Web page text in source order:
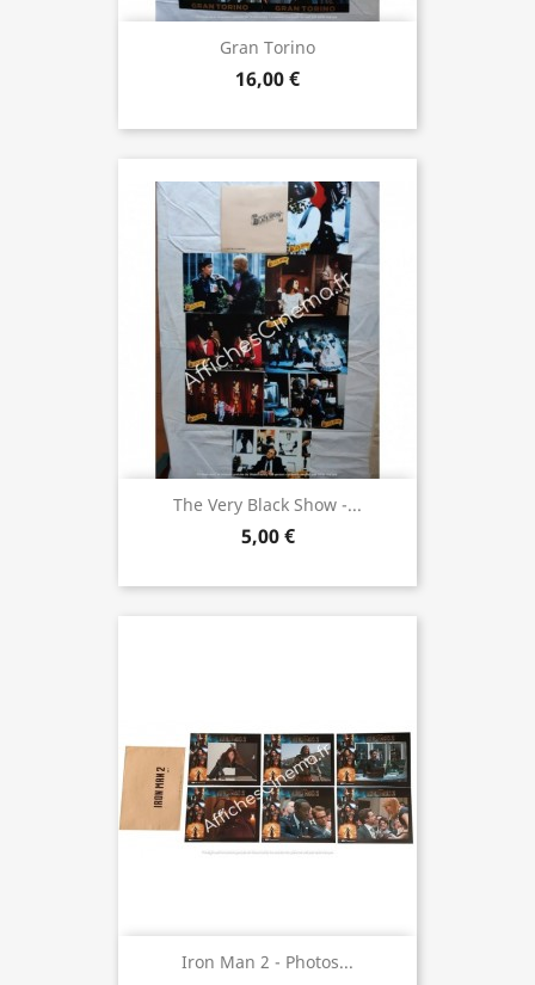
Gran Torino
16,00 €
The Very Black Show -...
5,00 €
Iron Man 2 - Photos...